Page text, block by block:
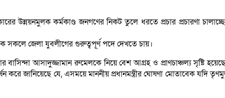
উন্নয়নমুলক কর্মকাণ্ড জনগণের নিকট তুলে ধরতে প্রচার প্রচারণা
সকলে জেলা যুবলীগের গুরুত্বপূর্ণ পদে দেখতে চায়।
আসাদুজ্জামান রুমেলকে নিয়ে বেশ আগ্রহ ও প্রাণচাঞ্চল্য সৃষ্টি
জানিয়েছে যে, এসময়ে মাননীয় প্রধানমন্ত্রীর ঘোষণা মোতাবেক যদি